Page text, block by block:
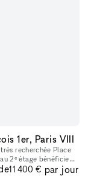
1er, Paris VIII
recherchée Place
2ᵉ étage bénéficie
de la
11 400 € par jour